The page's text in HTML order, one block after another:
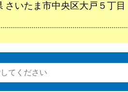
いたま市中央区大戸５丁目